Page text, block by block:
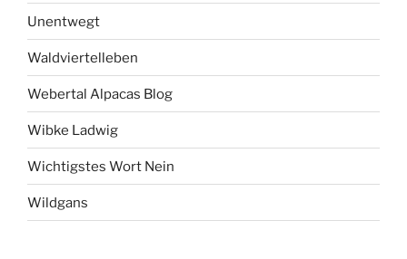
Unentwegt
Waldviertelleben
Webertal Alpacas Blog
Wibke Ladwig
Wichtigstes Wort Nein
Wildgans